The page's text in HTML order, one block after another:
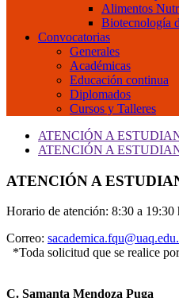
Alimentos
Biotecnología
Convocatorias
Generales
Académicas
Educación continua
Diplomados
Cursos y Talleres
ATENCIÓN A
ATENCIÓN A
ATENCIÓN A
Horario de atención: 8:30 a 19:30
Correo:
*Toda solicitud que se realice
C. Samanta Mendoza Puga